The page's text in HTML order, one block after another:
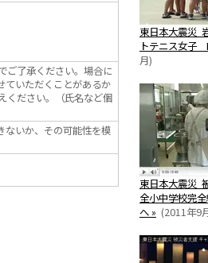
ご了承ください。場合に
ていただくことがあるか
ください。（氏名など個
ないか、その可能性を模
東日本大震災
トテニス女子
月)
東日本大震災
全小中学校完
へ » (2011年9